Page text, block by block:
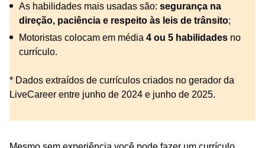
As habilidades mais usadas são: segurança na
direção, paciência e respeito às leis de trânsito;
Motoristas colocam em média 4 ou 5 habilidades no
currículo.
* Dados extraídos de currículos criados no gerador da
LiveCareer entre junho de 2024 e junho de 2025.